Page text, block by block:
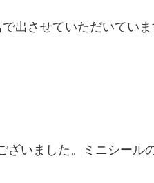
出させていただいていま
ざいました。ミニシール